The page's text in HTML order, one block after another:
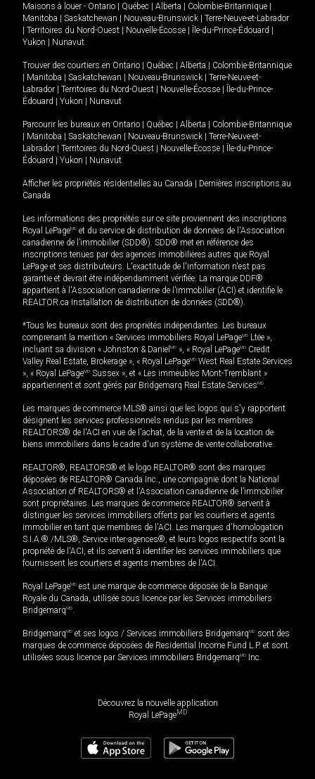
Maisons à louer - Ontario | Québec | Alberta | Colombie-Britannique |
Manitoba | Saskatchewan | Nouveau-Brunswick | Terre-Neuve-et-Labrador
| Territoires du Nord-Ouest | Nouvelle-Écosse | Île-du-Prince-Édouard |
Yukon | Nunavut
Trouver des courtiers en Ontario | Québec | Alberta | Colombie-Britannique
| Manitoba | Saskatchewan | Nouveau-Brunswick | Terre-Neuve-et-
Labrador | Territoires du Nord-Ouest | Nouvelle-Écosse | Île-du-Prince-
Édouard | Yukon | Nunavut
Parcourir les bureaux en Ontario | Québec | Alberta | Colombie-Britannique
| Manitoba | Saskatchewan | Nouveau-Brunswick | Terre-Neuve-et-
Labrador | Territoires du Nord-Ouest | Nouvelle-Écosse | Île-du-Prince-
Édouard | Yukon | Nunavut
Afficher les propriétés résidentielles au Canada | Dernières inscriptions au
Canada
Les informations des propriétés sur ce site proviennent des inscriptions
Royal LePageMD et du service de distribution de données de l'Association
canadienne de l’immobilier (SDD®). SDD® met en référence des
inscriptions tenues par des agences immobilières autres que Royal
LePage et ses distributeurs. L'exactitude de l'information n'est pas
garantie et devrait être indépendamment vérifiée. La marque DDF®
appartient à l'Association canadienne de l’immobilier (ACI) et identifie le
REALTOR.ca Installation de distribution de données (SDD®).
*Tous les bureaux sont des propriétés indépendantes. Les bureaux
comprenant la mention « Services immobiliers Royal LePageMD Ltée »,
incluant sa division « Johnston & Daniel MD », « Royal LePageMD Credit
Valley Real Estate, Brokerage », « Royal LePageMD West Real Estate Services
», « Royal LePageMD Sussex », et « Les immeubles Mont-Tremblant »
appartiennent et sont gérés par Bridgemarq Real Estate ServicesMD
Les marques de commerce MLS® ainsi que les logos qui s'y rapportent
désignent les services professionnels rendus par les membres
REALTORS® de l'ACI en vue de l'achat, de la vente et de la location de
biens immobiliers dans le cadre d'un système de vente collaborative.
REALTOR®, REALTORS® et le logo REALTOR® sont des marques
déposées de REALTOR® Canada Inc., une compagnie dont la National
Association of REALTORS® et l'Association canadienne de l’immobilier
sont propriétaires. Les marques de commerce REALTOR® servent à
distinguer les services immobiliers offerts par les courtiers et agents
immobilier en tant que membres de l'ACI. Les marques d'homologation
S.I.A.® /MLS®, Service inter-agences®, et leurs logos respectifs sont la
propriété de l'ACI, et ils servent à identifier les services immobiliers que
fournissent les courtiers et agents membres de l'ACI.
Royal LePageMD est une marque de commerce déposée de la Banque
Royale du Canada, utilisée sous licence par les Services immobiliers
BridgemarqMD
BridgemarqMD et ses logos / Services immobiliers BridgemarqMD sont des
marques de commerce déposées de Residential Income Fund L.P. et sont
utilisées sous licence par Services immobiliers BridgemarqMD Inc.
Découvrez la nouvelle application
Royal LePageMD